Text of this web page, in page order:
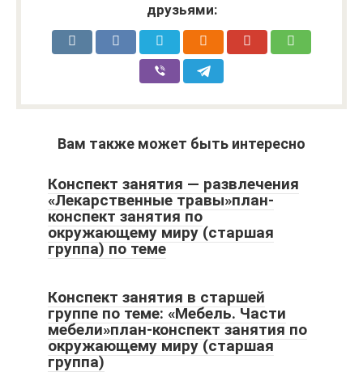
друзьями:
Вам также может быть интересно
Конспект занятия — развлечения
«Лекарственные травы»план-
конспект занятия по
окружающему миру (старшая
группа) по теме
Конспект занятия в старшей
группе по теме: «Мебель. Части
мебели»план-конспект занятия по
окружающему миру (старшая
группа)